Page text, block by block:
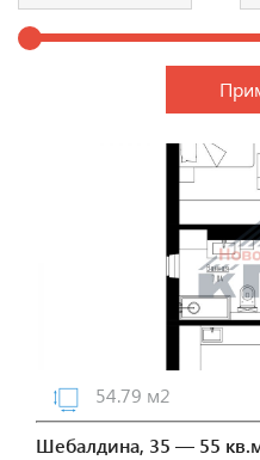
54.79 м2
Шебалдина, 35 — 55